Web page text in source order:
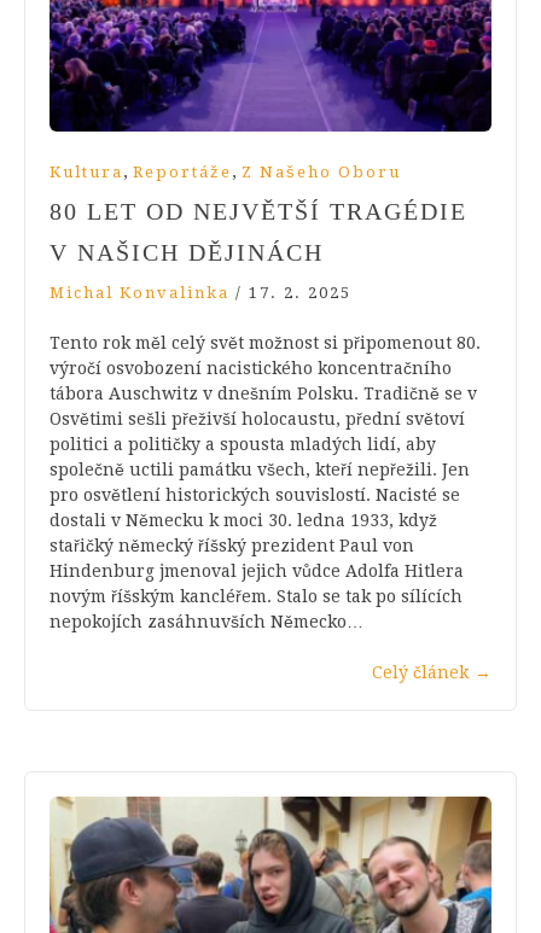
Kultura , Reportáže , Z Našeho Oboru
80 LET OD NEJVĚTŠÍ TRAGÉDIE
V NAŠICH DĚJINÁCH
Michal Konvalinka / 17. 2. 2025
Tento rok měl celý svět možnost si připomenout 80.
výročí osvobození nacistického koncentračního
tábora Auschwitz v dnešním Polsku. Tradičně se v
Osvětimi sešli přeživší holocaustu, přední světoví
politici a političky a spousta mladých lidí, aby
společně uctili památku všech, kteří nepřežili. Jen
pro osvětlení historických souvislostí. Nacisté se
dostali v Německu k moci 30. ledna 1933, když
stařičký německý říšský prezident Paul von
Hindenburg jmenoval jejich vůdce Adolfa Hitlera
novým říšským kancléřem. Stalo se tak po sílících
nepokojích zasáhnuvších Německo…
Celý článek →